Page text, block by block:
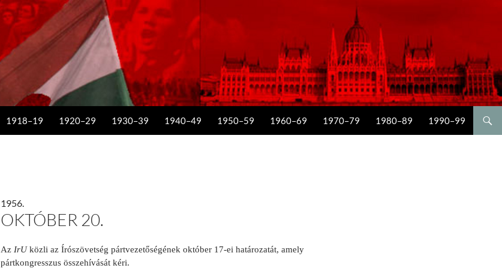
1918–19 1920–29 1930–39 1940–49 1950–59 1960–69 1970–79 1980–89 1990–99
1956.
OKTÓBER 20.
Az IrUközli az Írószövetség pártvezetőségének október 17-ei határozatát, amely
pártkongresszus összehívását kéri.